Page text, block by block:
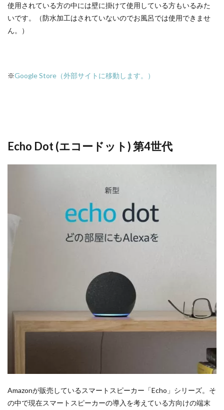
使用されている方の中には壁に掛けて使用している方もいるみた
いです。（防水加工はされていないのでお風呂では使用できませ
ん。）
※Google Store（外部サイトに移動します。）
Echo Dot (エコードット) 第4世代
Amazonが販売しているスマートスピーカー「Echo」シリーズ。そ
の中で現在スマートスピーカーの導入を考えている方向けの端末